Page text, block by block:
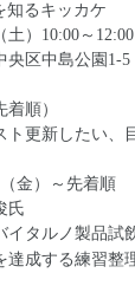
るキッカケ
10:00～12:00
区中島公園1-
順）
新したい、目
金）～先着順
タルノ製品試
達成する練習整